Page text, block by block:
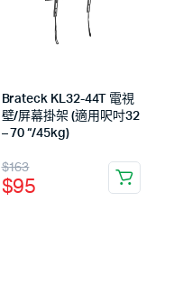
Brateck KL32-44T 電視
壁/屏幕掛架 (適用呎吋32
– 70 “/45kg)
$163
$95